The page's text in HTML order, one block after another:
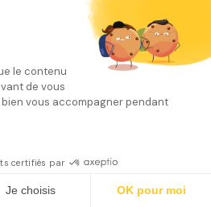
le contenu
de vous
vous accompagner pendant
certifiés par
Je choisis OK pour moi
mon jardinier
DE PISCINE EN